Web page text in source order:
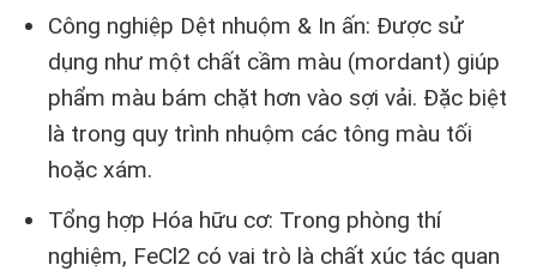
Công nghiệp Dệt nhuộm & In ấn: Được sử
dụng như một chất cầm màu (mordant) giúp
phẩm màu bám chặt hơn vào sợi vải. Đặc biệt
là trong quy trình nhuộm các tông màu tối
hoặc xám.
Tổng hợp Hóa hữu cơ: Trong phòng thí
nghiệm, FeCl2 có vai trò là chất xúc tác quan